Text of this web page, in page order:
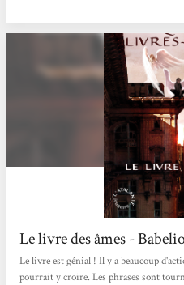
Le livre des âmes -
Le livre est génial ! Il y a beaucoup
pourrait y croire. Les phrases sont